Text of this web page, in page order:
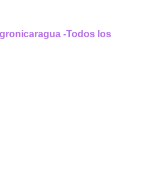
-Todos los